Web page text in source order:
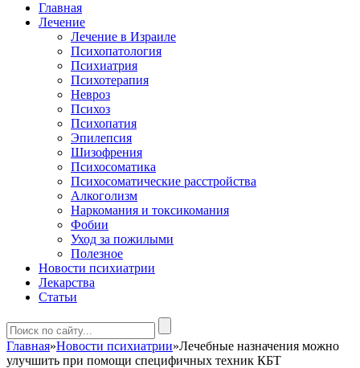
Главная
Лечение
Лечение в Израиле
Психопатология
Психиатрия
Психотерапия
Невроз
Психоз
Психопатия
Эпилепсия
Шизофрения
Психосоматика
Психосоматические расстройства
Алкоголизм
Наркомания и токсикомания
Фобии
Уход за пожилыми
Полезное
Новости психиатрии
Лекарства
Статьи
Главная»Новости психиатрии»Лечебные назначения можно
улучшить при помощи специфичных техник КБТ